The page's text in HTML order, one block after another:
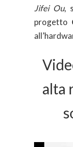
Jifei Ou,
progetto
alta